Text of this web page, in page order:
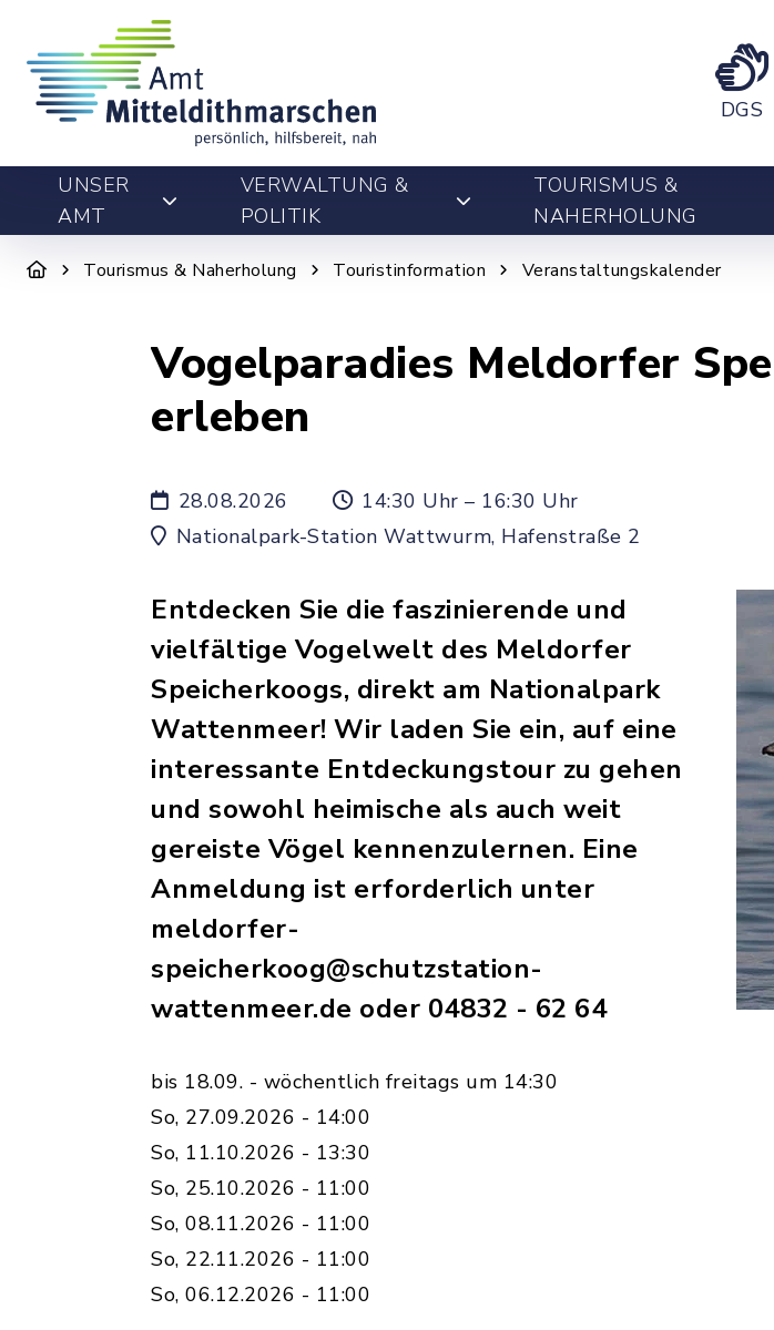
DGS
UNSER
AMT
VERWALTUNG &
POLITIK
TOURISMUS &
NAHERHOLUNG
Tourismus & Naherholung Touristinformation Veranstaltungskalender
Vogelparadies Meldorfer
erleben
28.08.2026
14:30 Uhr – 16:30 Uhr
Nationalpark-Station Wattwurm, Hafenstraße 2
Entdecken Sie die faszinierende und
vielfältige Vogelwelt des Meldorfer
Speicherkoogs, direkt am Nationalpark
Wattenmeer! Wir laden Sie ein, auf eine
interessante Entdeckungstour zu gehen
und sowohl heimische als auch weit
gereiste Vögel kennenzulernen. Eine
Anmeldung ist erforderlich unter
meldorfer-
speicherkoog@schutzstation-
wattenmeer.de oder 04832 - 62 64
bis 18.09. - wöchentlich freitags um 14:30
So, 27.09.2026 - 14:00
So, 11.10.2026 - 13:30
So, 25.10.2026 - 11:00
So, 08.11.2026 - 11:00
So, 22.11.2026 - 11:00
So, 06.12.2026 - 11:00